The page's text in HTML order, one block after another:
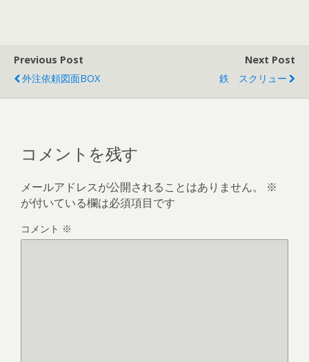
Previous Post
外注依頼図面BOX
Next Post
鉄 スクリュー
コメントを残す
メールアドレスが公開されることはありません。
※
が付いている欄は必須項目です
コメント ※